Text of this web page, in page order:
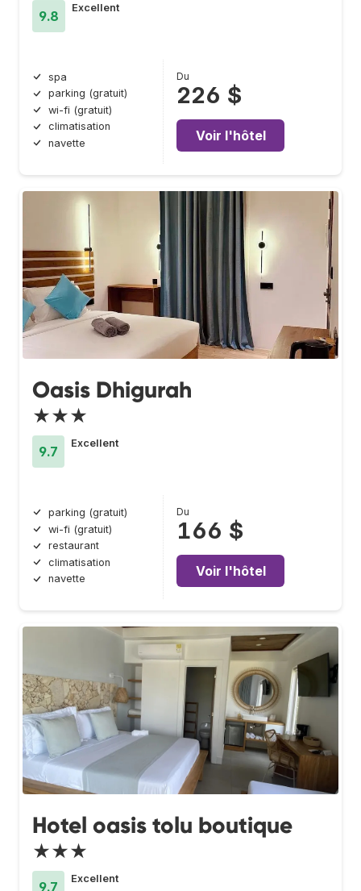
9.8
Excellent
spa
parking (gratuit)
wi-fi (gratuit)
climatisation
navette
Du
226 $
Voir l'hôtel
Oasis Dhigurah
★★★
9.7
Excellent
parking (gratuit)
wi-fi (gratuit)
restaurant
climatisation
navette
Du
166 $
Voir l'hôtel
Hotel oasis tolu boutique
★★★
9.7
Excellent